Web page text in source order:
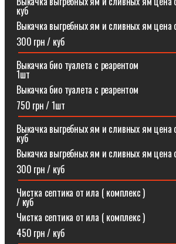
куб
Выкачка выгребных ям и сливных ям цена
300 грн / куб
Выкачка био туалета с реарентом
1шт
Выкачка био туалета с реарентом
750 грн / 1шт
Выкачка выгребных ям и сливных ям
куб
Выкачка выгребных ям и сливных ям цена
300 грн / куб
Чистка септика от ила ( комплекс
/ куб
Чистка септика от ила ( комплекс )
450 грн / куб